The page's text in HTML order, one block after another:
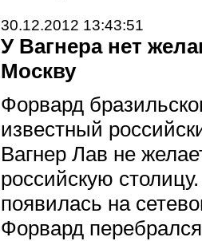
30.12.2012 13:43:51
У Вагнера нет
Москву
Форвард
известный
Вагнер Лав не
российскую
появилась на
Форвард